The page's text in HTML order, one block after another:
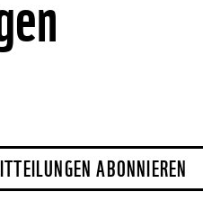
ABONNIEREN